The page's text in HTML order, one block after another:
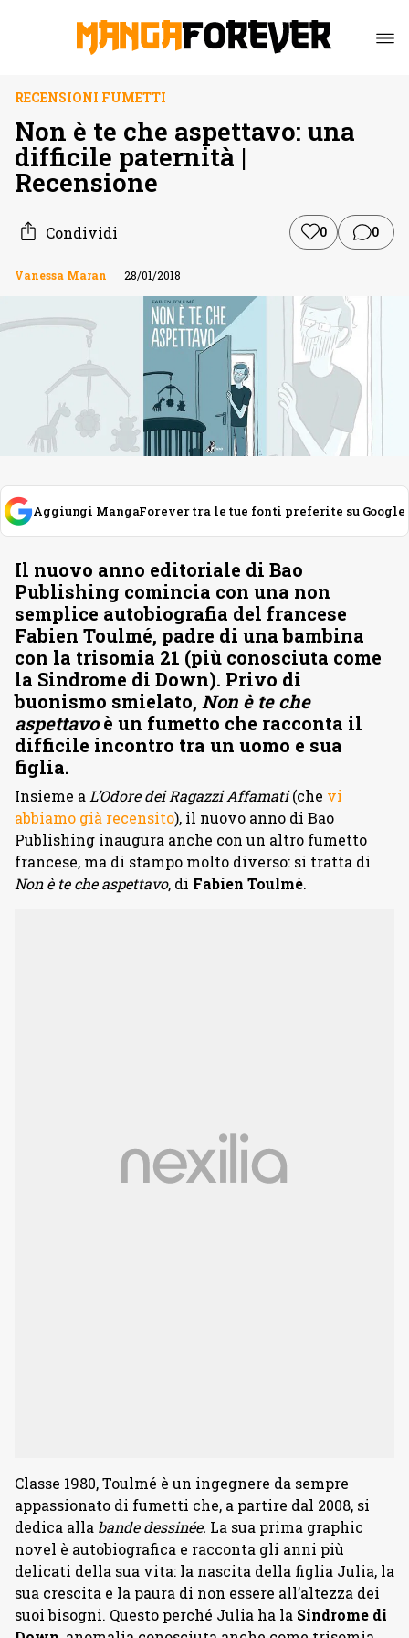
RECENSIONI FUMETTI
Non è te che aspettavo: una
difficile paternità |
Recensione
Condividi 0 0
Vanessa Maran 28/01/2018
Aggiungi MangaForever tra le tue fonti preferite su Google
Il nuovo anno editoriale di Bao
Publishing comincia con una non
semplice autobiografia del francese
Fabien Toulmé, padre di una bambina
con la trisomia 21 (più conosciuta come
la Sindrome di Down). Privo di
buonismo smielato, Non è te che
aspettavoè un fumetto che racconta il
difficile incontro tra un uomo e sua
figlia.
Insieme a L’Odore dei Ragazzi Affamati(che vi
abbiamo già recensito), il nuovo anno di Bao
Publishing inaugura anche con un altro fumetto
francese, ma di stampo molto diverso: si tratta di
Non è te che aspettavo, di Fabien Toulmé.
Classe 1980, Toulmé è un ingegnere da sempre
appassionato di fumetti che, a partire dal 2008, si
dedica alla bande dessinée. La sua prima graphic
novel è autobiografica e racconta gli anni più
delicati della sua vita: la nascita della figlia Julia, la
sua crescita e la paura di non essere all’altezza dei
suoi bisogni. Questo perché Julia ha la Sindrome di